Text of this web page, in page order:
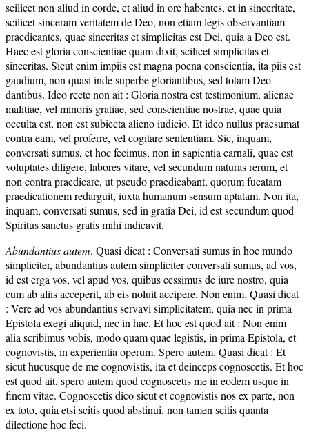
scilicet non aliud in corde, et aliud in ore habentes, et in sinceritate,
scilicet sinceram veritatem de Deo, non etiam legis observantiam
praedicantes, quae sinceritas et simplicitas est Dei, quia a Deo est.
Haec est gloria conscientiae quam dixit, scilicet simplicitas et
sinceritas. Sicut enim impiis est magna poena conscientia, ita piis est
gaudium, non quasi inde superbe gloriantibus, sed totam Deo
dantibus. Ideo recte non ait : Gloria nostra est testimonium, alienae
malitiae, vel minoris gratiae, sed conscientiae nostrae, quae quia
occulta est, non est subiecta alieno iudicio. Et ideo nullus praesumat
contra eam, vel proferre, vel cogitare sententiam. Sic, inquam,
conversati sumus, et hoc fecimus, non in sapientia carnali, quae est
voluptates diligere, labores vitare, vel secundum naturas rerum, et
non contra praedicare, ut pseudo praedicabant, quorum fucatam
praedicationem redarguit, iuxta humanum sensum aptatam. Non ita,
inquam, conversati sumus, sed in gratia Dei, id est secundum quod
Spiritus sanctus gratis mihi indicavit.
Abundantius autem. Quasi dicat : Conversati sumus in hoc mundo
simpliciter, abundantius autem simpliciter conversati sumus, ad vos,
id est erga vos, vel apud vos, quibus cessimus de iure nostro, quia
cum ab aliis acceperit, ab eis noluit accipere. Non enim. Quasi dicat
: Vere ad vos abundantius servavi simplicitatem, quia nec in prima
Epistola exegi aliquid, nec in hac. Et hoc est quod ait : Non enim
alia scribimus vobis, modo quam quae legistis, in prima Epistola, et
cognovistis, in experientia operum. Spero autem. Quasi dicat : Et
sicut hucusque de me cognovistis, ita et deinceps cognoscetis. Et hoc
est quod ait, spero autem quod cognoscetis me in eodem usque in
finem vitae. Cognoscetis dico sicut et cognovistis nos ex parte, non
ex toto, quia etsi scitis quod abstinui, non tamen scitis quanta
dilectione hoc feci.